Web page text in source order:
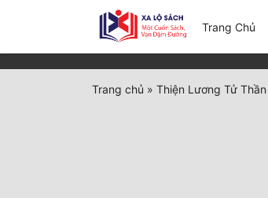
Trang Chủ
Trang chủ » Thiện Lương Tử Thần